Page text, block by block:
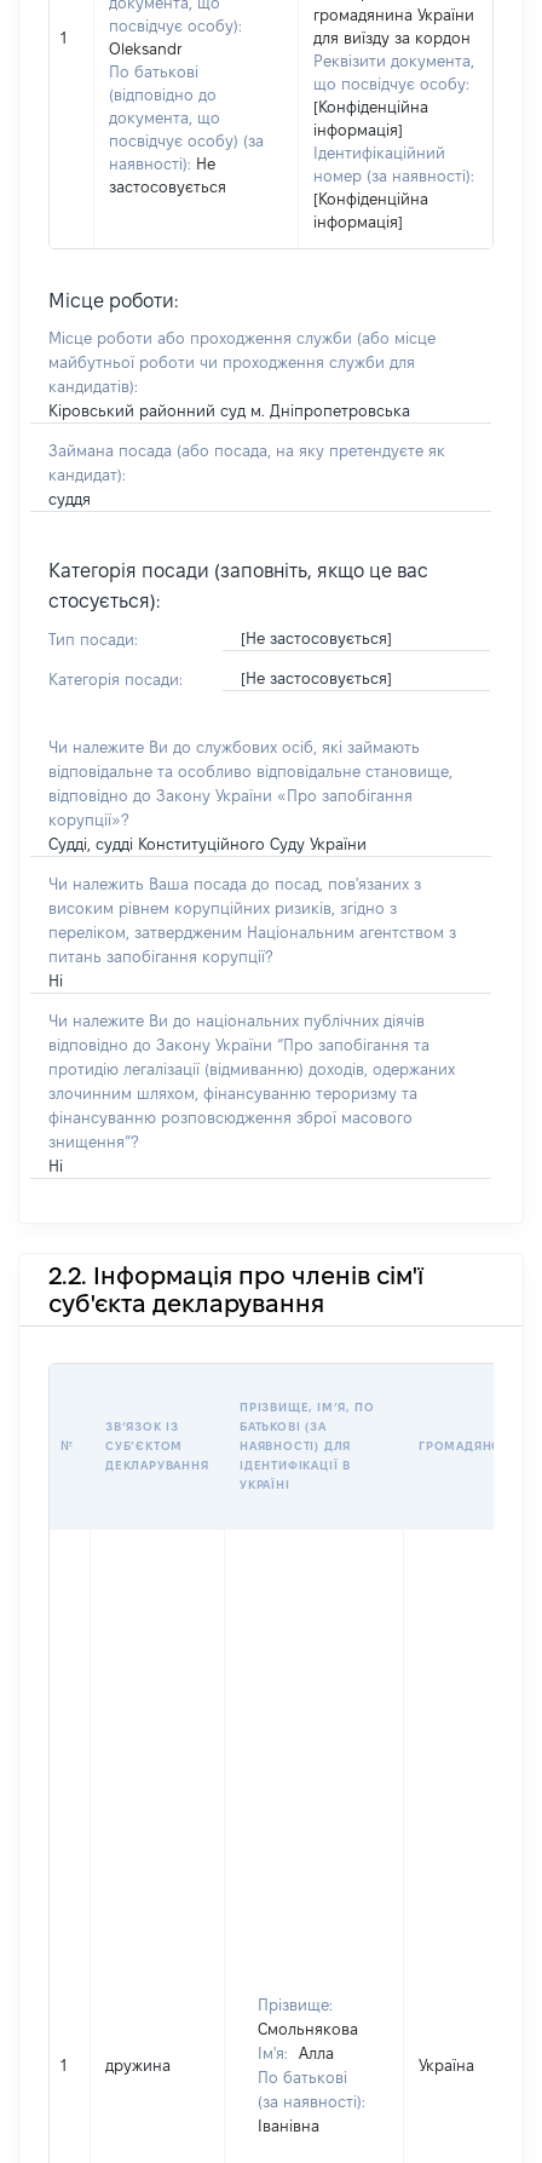
1
посвідчує особу):
Oleksandr
По батькові
(відповідно до
документа, що
посвідчує особу) (за
наявності): Не
застосовується
громадянина України
для виїзду за кордон
Реквізити документа,
що посвідчує особу:
[Конфіденційна
інформація]
Ідентифікаційний
номер (за наявності):
[Конфіденційна
інформація]
Місце роботи:
Місце роботи або проходження служби (або місце
майбутньої роботи чи проходження служби для
кандидатів):
Кіровський районний суд м. Дніпропетровська
Займана посада (або посада, на яку претендуєте як
кандидат):
суддя
Категорія посади (заповніть, якщо це вас
стосується):
Тип посади: [Не застосовується]
Категорія посади: [Не застосовується]
Чи належите Ви до службових осіб, які займають
відповідальне та особливо відповідальне становище,
відповідно до Закону України «Про запобігання
корупції»?
Судді, судді Конституційного Суду України
Чи належить Ваша посада до посад, пов'язаних з
високим рівнем корупційних ризиків, згідно з
переліком, затвердженим Національним агентством з
питань запобігання корупції?
Ні
Чи належите Ви до національних публічних діячів
відповідно до Закону України “Про запобігання та
протидію легалізації (відмиванню) доходів, одержаних
злочинним шляхом, фінансуванню тероризму та
фінансуванню розповсюдження зброї масового
знищення”?
Ні
2.2. Інформація про членів сім'ї
суб'єкта декларування
№
ЗВʼЯЗОК ІЗ
СУБʼЄКТОМ
ДЕКЛАРУВАННЯ
ПРІЗВИЩЕ, ІМʼЯ, ПО
БАТЬКОВІ (ЗА
НАЯВНОСТІ) ДЛЯ
ІДЕНТИФІКАЦІЇ В
УКРАЇНІ
ГРОМАДЯНСТВО
1 дружина
Прізвище:
Смольнякова
Ім'я:
Алла
По батькові
(за наявності):
Іванівна
Україна